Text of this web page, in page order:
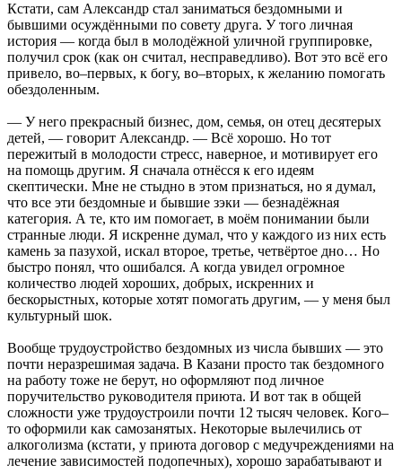
Кстати, сам Александр стал заниматься бездомными и
бывшими осуждёнными по совету друга. У того личная
история — когда был в молодёжной уличной группировке,
получил срок (как он считал, несправедливо). Вот это всё его
привело, во–первых, к богу, во–вторых, к желанию помогать
обездоленным.
— У него прекрасный бизнес, дом, семья, он отец десятерых
детей, — говорит Александр. — Всё хорошо. Но тот
пережитый в молодости стресс, наверное, и мотивирует его
на помощь другим. Я сначала отнёсся к его идеям
скептически. Мне не стыдно в этом признаться, но я думал,
что все эти бездомные и бывшие зэки — безнадёжная
категория. А те, кто им помогает, в моём понимании были
странные люди. Я искренне думал, что у каждого из них есть
камень за пазухой, искал второе, третье, четвёртое дно… Но
быстро понял, что ошибался. А когда увидел огромное
количество людей хороших, добрых, искренних и
бескорыстных, которые хотят помогать другим, — у меня был
культурный шок.
Вообще трудоустройство бездомных из числа бывших — это
почти неразрешимая задача. В Казани просто так бездомного
на работу тоже не берут, но оформляют под личное
поручительство руководителя приюта. И вот так в общей
сложности уже трудоустроили почти 12 тысяч человек. Кого–
то оформили как самозанятых. Некоторые вылечились от
алкоголизма (кстати, у приюта договор с медучреждениями на
лечение зависимостей подопечных), хорошо зарабатывают и